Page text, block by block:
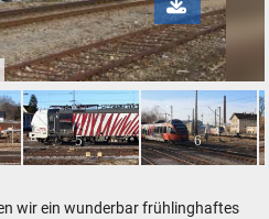
5 6
wir ein wunderbar frühlinghaftes